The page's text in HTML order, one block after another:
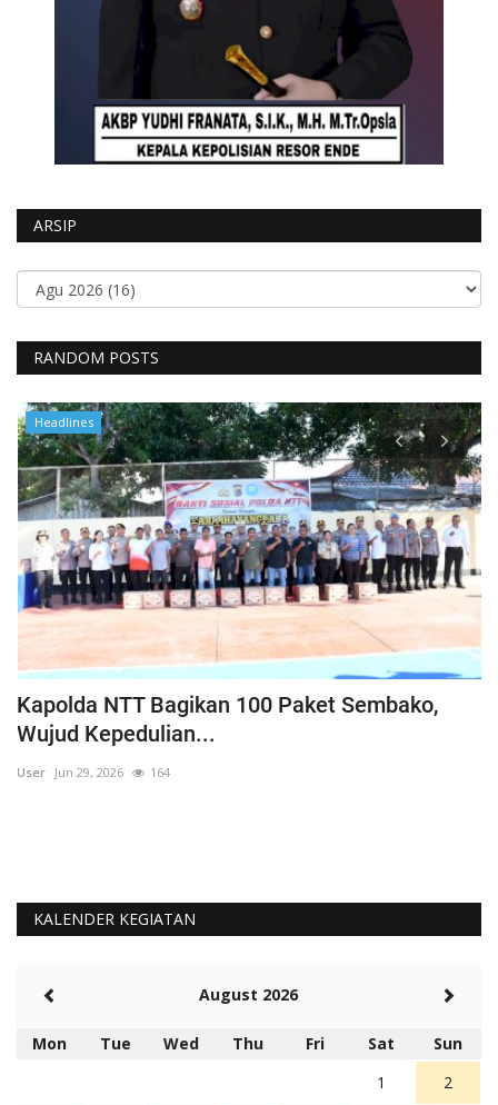
ARSIP
RANDOM POSTS
Headlines
Kapolda NTT Bagikan 100 Paket Sembako,
Wujud Kepedulian...
User Jun 29, 2026 164
KALENDER KEGIATAN
August 2026
Mon Tue Wed Thu Fri Sat
Sun
1
2